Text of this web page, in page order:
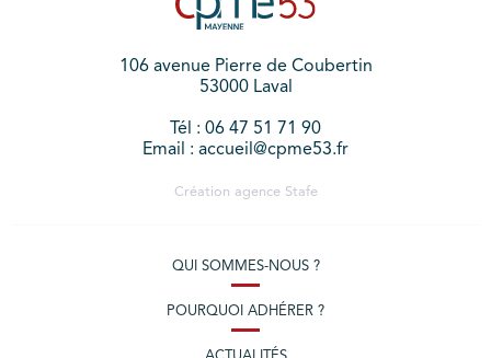
106 avenue Pierre de Coubertin
53000 Laval
Tél : 06 47 51 71 90
Email : accueil@cpme53.fr
Création agence Stafe
QUI SOMMES-NOUS ?
POURQUOI ADHÉRER ?